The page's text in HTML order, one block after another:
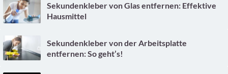
Sekundenkleber von Glas entfernen: Effektive
Hausmittel
Sekundenkleber von der Arbeitsplatte
entfernen: So geht’s!